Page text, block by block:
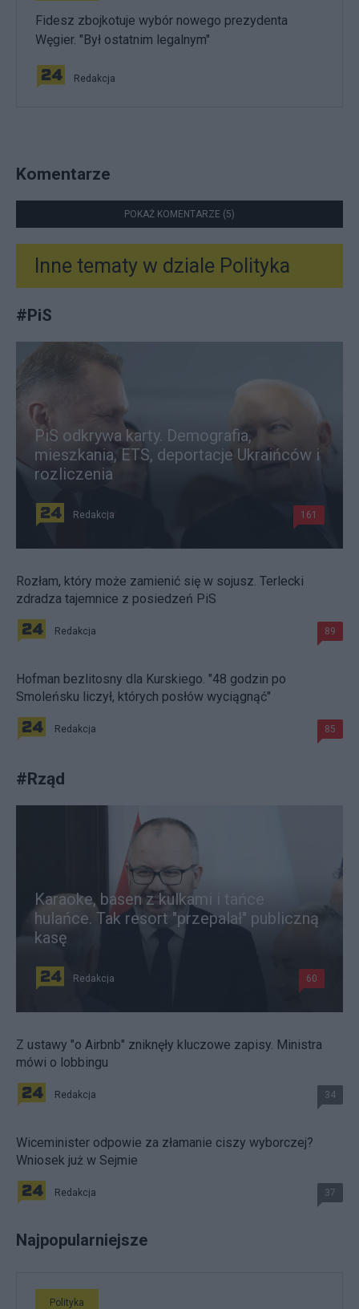
Fidesz zbojkotuje wybór nowego prezydenta
Węgier. "Był ostatnim legalnym"
Redakcja
Komentarze
POKAŻ KOMENTARZE (5)
Inne tematy w dziale Polityka
#PiS
PiS odkrywa karty. Demografia,
mieszkania, ETS, deportacje Ukraińców i
rozliczenia
Redakcja 161
Rozłam, który może zamienić się w sojusz. Terlecki
zdradza tajemnice z posiedzeń PiS
Redakcja 89
Hofman bezlitosny dla Kurskiego. "48 godzin po
Smoleńsku liczył, których posłów wyciągnąć"
Redakcja 85
#Rząd
Karaoke, basen z kulkami i tańce
hulańce. Tak resort "przepalał" publiczną
kasę
Redakcja 60
Z ustawy "o Airbnb" zniknęły kluczowe zapisy. Ministra
mówi o lobbingu
Redakcja 34
Wiceminister odpowie za złamanie ciszy wyborczej?
Wniosek już w Sejmie
Redakcja 37
Najpopularniejsze
Polityka